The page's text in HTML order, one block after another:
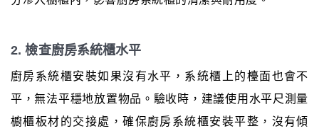
2. 檢查廚房系統櫃水平
廚房系統櫃安裝如果沒有水平，系統櫃上的檯面也會不
平，無法平穩地放置物品。驗收時，建議使用水平尺測量
櫥櫃板材的交接處，確保廚房系統櫃安裝平整，沒有傾